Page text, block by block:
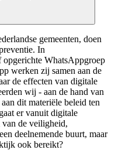
gemeenten, doen
In
opgerichte WhatsAppgroep
werken zij samen aan de
de effecten van digitale
wij - aan de hand van
dit materiële beleid ten
er vanuit digitale
de veiligheid,
deelnemende buurt, maar
ook bereikt?